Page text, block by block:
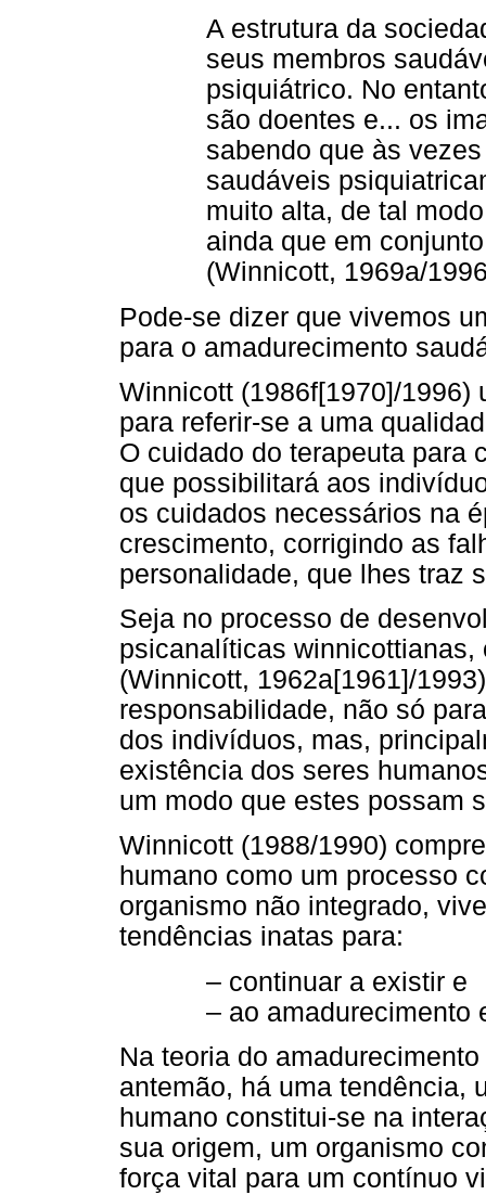
A estrutura da
seus membros
psiquiátrico. No
são doentes e... os
sabendo que às
saudáveis
muito alta, de tal
ainda que em
(Winnicott, 1969a/
Pode-se dizer que vivemos
para o amadurecimento
Winnicott (1986f[1970]/1996)
para referir-se a uma
O cuidado do terapeuta para
que possibilitará aos
os cuidados necessários na
crescimento, corrigindo as
personalidade, que lhes traz
Seja no processo de
psicanalíticas
(Winnicott, 1962a[1961]/
responsabilidade, não só
dos indivíduos, mas,
existência dos seres
um modo que estes possam
Winnicott (1988/1990)
humano como um processo
organismo não integrado,
tendências inatas para:
– continuar a existir e
– ao amadurecimento
Na teoria do
antemão, há uma tendência,
humano constitui-se na
sua origem, um organismo
força vital para um contínuo